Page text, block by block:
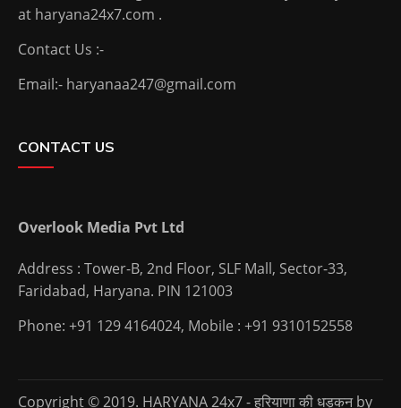
at haryana24x7.com .
Contact Us :-
Email:- haryanaa247@gmail.com
CONTACT US
Overlook Media Pvt Ltd
Address : Tower-B, 2nd Floor, SLF Mall, Sector-33,
Faridabad, Haryana. PIN 121003
Phone: +91 129 4164024, Mobile : +91 9310152558
Copyright © 2019. HARYANA 24x7 - हरियाणा की धड़कन by